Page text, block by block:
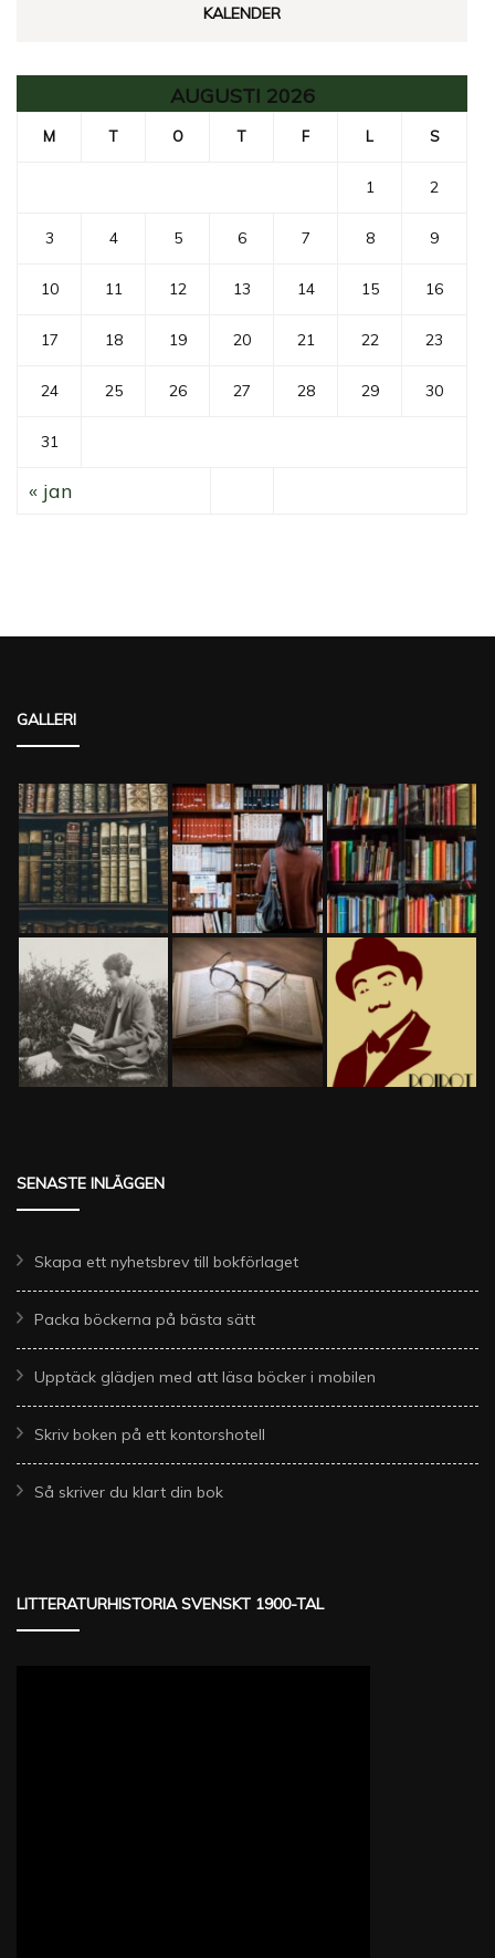
KALENDER
AUGUSTI 2026
M T O T F L S
1 2
3 4 5 6 7 8 9
10 11 12 13 14 15 16
17 18 19 20 21 22 23
24 25 26 27 28 29 30
31
« jan
GALLERI
SENASTE INLÄGGEN
Skapa ett nyhetsbrev till bokförlaget
Packa böckerna på bästa sätt
Upptäck glädjen med att läsa böcker i mobilen
Skriv boken på ett kontorshotell
Så skriver du klart din bok
LITTERATURHISTORIA SVENSKT 1900-TAL